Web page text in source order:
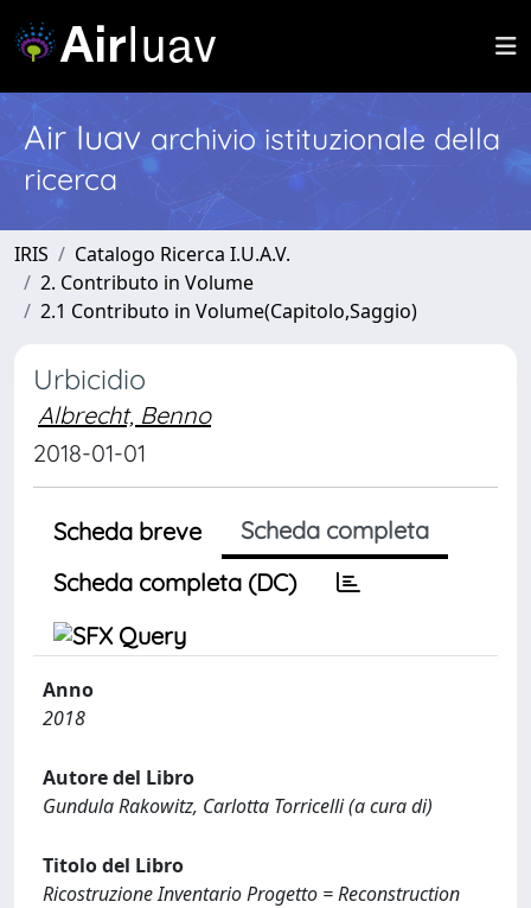
Air Iuav archivio istituzionale della
ricerca
IRIS
Catalogo Ricerca I.U.A.V.
2. Contributo in Volume
2.1 Contributo in Volume(Capitolo,Saggio)
Urbicidio
Albrecht, Benno
2018-01-01
Scheda breve
Scheda completa
Scheda completa (DC)
Anno
2018
Autore del Libro
Gundula Rakowitz, Carlotta Torricelli (a cura di)
Titolo del Libro
Ricostruzione Inventario Progetto = Reconstruction